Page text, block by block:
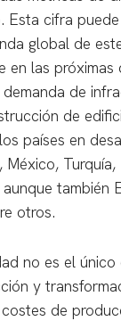
Esta cifra
global de
en las próximas
de
de
países en
México, Turquía,
también
otros.
no es el
y
de